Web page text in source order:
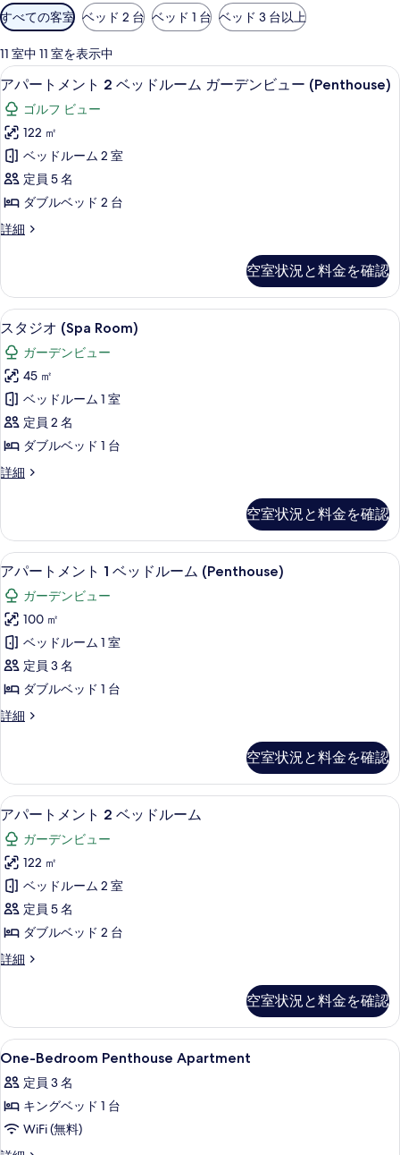
利
用
可
能
な
客
室
の
絞
り
込
み
すべての客室 ベッド 2 台 ベッド 1 台 ベッド 3 台以上
11 室中 11 室を表示中
ア
パ
ー
ト
メ
ン
ト
2
ッ
ド
ル
ー
ム
ガ
ー
デ
ン
ー
(Penthouse)
の
す
べ
て
の
写
真
示
す
る
アパートメント 2 ベッドルーム ガ
11
アパートメント 2 ベッドルーム ガーデンビュー (Penthouse)
ゴルフ ビュー
122 ㎡
ベッドルーム 2 室
定員 5 名
ダブルベッド 2 台
詳細
ア
メ
ン
ト
ベ
ッ
ド
ル
ー
ム
ガ
ー
ュ
ー
(Penthouse)
の
詳
細
空室状況と料金を確認
ス
タ
ジ
オ
(Spa
Room)
の
す
の
写
真
を
表
示
す
る
スタジオ (Spa Room) | 高級寝具、ミ
6
スタジオ (Spa Room)
ガーデンビュー
45 ㎡
ベッドルーム 1 室
定員 2 名
ダブルベッド 1 台
詳細
ス
(Spa
Room)
の
細
空室状況と料金を確認
ア
パ
ー
ト
メ
ン
ト
1
ッ
ド
ル
ー
ム
(Penthouse)
の
す
べ
写
真
を
表
示
す
高級寝具、ミニバー、セーフティボ
9
アパートメント 1 ベッドルーム (Penthouse)
ガーデンビュー
100 ㎡
ベッドルーム 1 室
定員 3 名
ダブルベッド 1 台
詳細
ア
メ
ン
ト
ベ
ッ
ド
ル
ー
ム
(Penthouse)
の
空室状況と料金を確認
ア
パ
ー
ト
メ
ン
ト
2
ッ
ド
ル
ー
ム
の
アパートメント 2 ベッドルーム | 高
8
アパートメント 2 ベッドルーム
ガーデンビュー
122 ㎡
ベッドルーム 2 室
定員 5 名
ダブルベッド 2 台
詳細
ア
メ
ン
ト
ベ
ッ
ル
ー
空室状況と料金を確認
One-
Bedroom
Penthouse
Apartment
の
高級寝具、ミニバー、セーフティボ
6
One-Bedroom Penthouse Apartment
定員 3 名
キングベッド 1 台
WiFi (無料)